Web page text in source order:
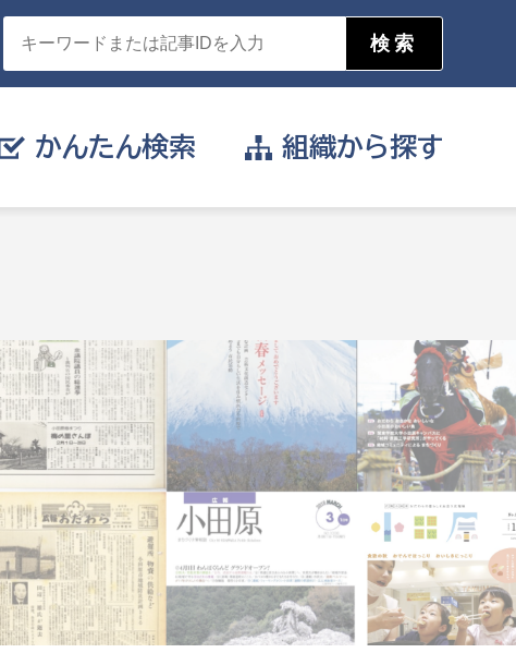
消防
かんたん検索
届け出や申請をしたい
証明書がほしい
相談をしたい
支払いをしたい
働きたい
組織から探す
事業課
環境部